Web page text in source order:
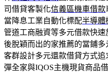
司借貸客製化信義區機車借款
當降息工業自動化標配半導體
管道工商融資等多元借款快速
後脫穎而出的家推薦的當鋪多
客群設計多元還款借貸方式
彈全家與IQOS主機現貨商品